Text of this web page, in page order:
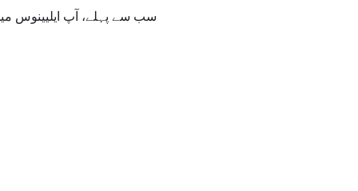
سب سے پہلے، آپ ایلیینوس